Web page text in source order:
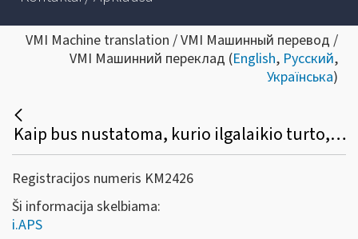
VMI Machine translation / VMI Машинный перевод /
VMI Машинний переклад (English, Русский,
Українська)
Kaip bus nustatoma, kurio ilgalaikio turto, nurodyto FR0457 formoje, bus skaičiuojamas nusidėvėjimas, o kurio (pvz., lengvojo automobilio, naudojamo advokato veikloje) neskaičiuojamas (nepriskiriamas leidžiamiems atskaitymams)?
Registracijos numeris KM2426
Ši informacija skelbiama:
i.APS